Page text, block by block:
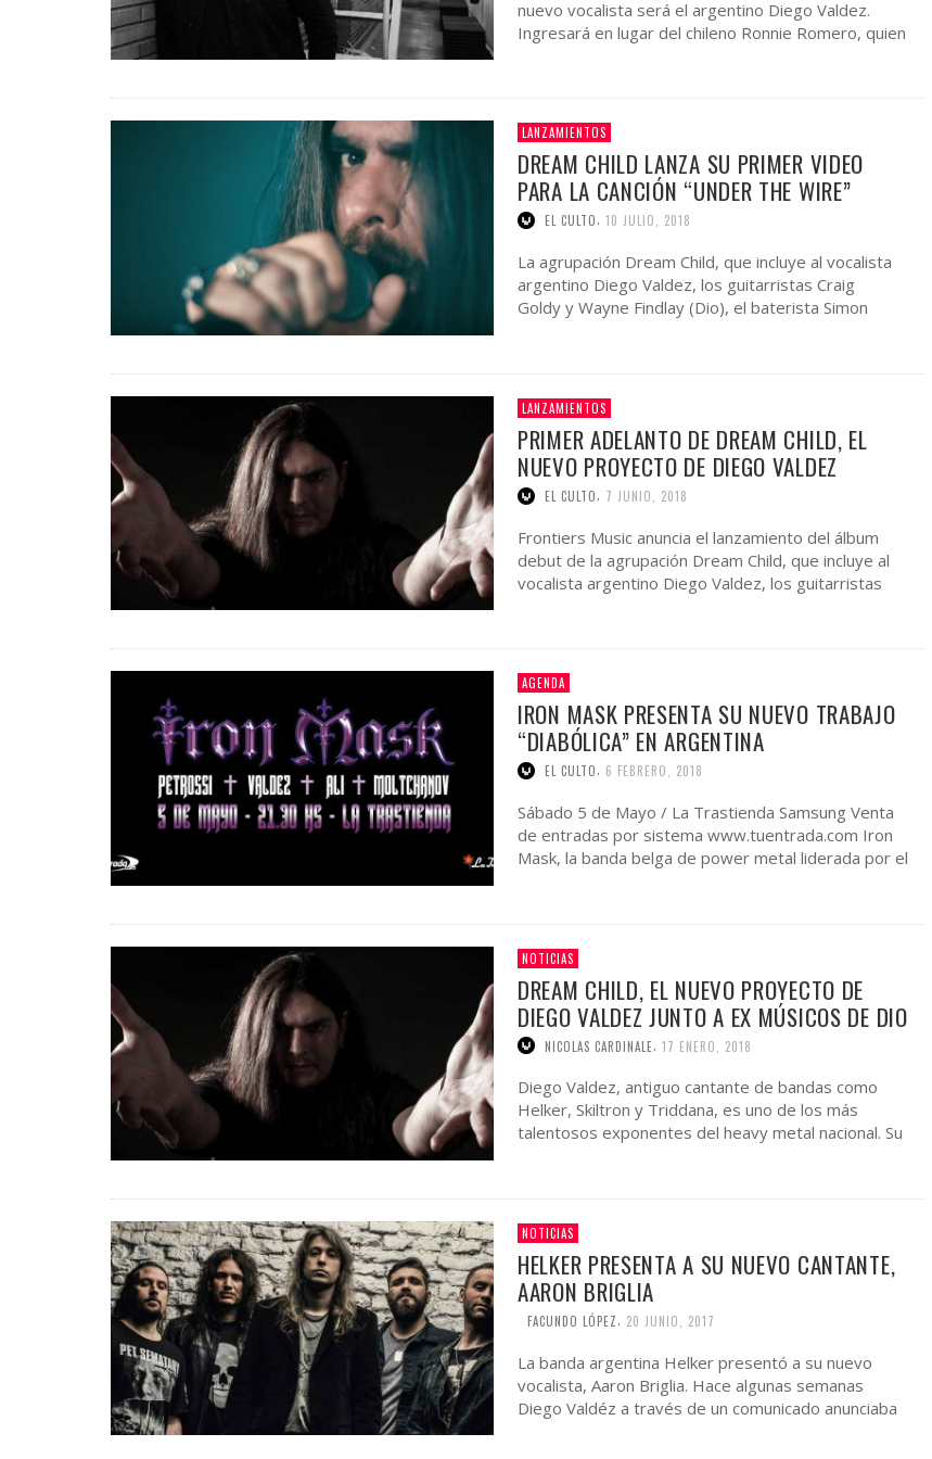
nuevo vocalista será el argentino Diego Valdez.
Ingresará en lugar del chileno Ronnie Romero, quien
LANZAMIENTOS
DREAM CHILD LANZA SU PRIMER VIDEO
PARA LA CANCIÓN “UNDER THE WIRE”
EL CULTO, 10 JULIO, 2018
La agrupación Dream Child, que incluye al vocalista
argentino Diego Valdez, los guitarristas Craig
Goldy y Wayne Findlay (Dio), el baterista Simon
LANZAMIENTOS
PRIMER ADELANTO DE DREAM CHILD, EL
NUEVO PROYECTO DE DIEGO VALDEZ
EL CULTO 7 JUNIO, 2018
Frontiers Music anuncia el lanzamiento del álbum
debut de la agrupación Dream Child, que incluye al
vocalista argentino Diego Valdez, los guitarristas
AGENDA
IRON MASK PRESENTA SU NUEVO TRABAJO
“DIABÓLICA” EN ARGENTINA
EL CULTO 6 FEBRERO, 2018
Sábado 5 de Mayo / La Trastienda Samsung Venta
de entradas por sistema www.tuentrada.com Iron
Mask, la banda belga de power metal liderada por el
NOTICIAS
DREAM CHILD, EL NUEVO PROYECTO DE
DIEGO VALDEZ JUNTO A EX MÚSICOS DE DIO
NICOLAS CARDINALE 17 ENERO, 2018
Diego Valdez, antiguo cantante de bandas como
Helker, Skiltron y Triddana, es uno de los más
talentosos exponentes del heavy metal nacional. Su
NOTICIAS
HELKER PRESENTA A SU NUEVO CANTANTE,
AARON BRIGLIA
FACUNDO LÓPEZ 20 JUNIO, 2017
La banda argentina Helker presentó a su nuevo
vocalista, Aaron Briglia. Hace algunas semanas
Diego Valdéz a través de un comunicado anunciaba